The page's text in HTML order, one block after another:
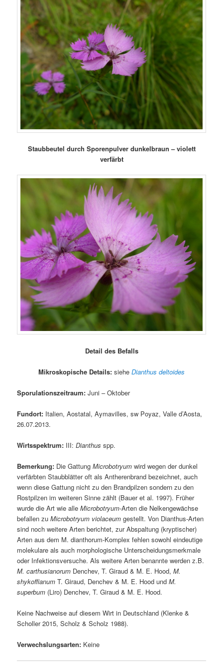
Staubbeutel durch Sporenpulver dunkelbraun – violett
verfärbt
Detail des Befalls
Mikroskopische Details: siehe Dianthus deltoides
Sporulationszeitraum: Juni – Oktober
Fundort: Italien, Aostatal, Aymavilles, sw Poyaz, Valle d’Aosta,
26.07.2013.
Wirtsspektrum: III: Dianthusspp.
Bemerkung: Die GattungMicrobotryum wird wegen der dunkel
verfärbten Staubblätter oft als Antherenbrand bezeichnet, auch
wenn diese Gattung nicht zu den Brandpilzen sondern zu den
Rostpilzen im weiteren Sinne zählt (Bauer et al. 1997). Früher
wurde die Art wie alleMicrobotryum-Arten die Nelkengewächse
befallen zuMicrobotryum violaceum gestellt. Von Dianthus-Arten
sind noch weitere Arten berichtet, zur Abspaltung (kryptischer)
Arten aus dem M. dianthorum-Komplex fehlen sowohl eindeutige
molekulare als auch morphologische Unterscheidungsmerkmale
oder Infektionsversuche. Als weitere Arten benannte werden z.B.
M. carthusianorum Denchev, T. Giraud & M. E. Hood,M.
shykoffianum T. Giraud, Denchev & M. E. Hood undM.
superbum (Liro) Denchev, T. Giraud & M. E. Hood.
Keine Nachweise auf diesem Wirt in Deutschland (Klenke &
Scholler 2015, Scholz & Scholz 1988).
Verwechslungsarten: Keine